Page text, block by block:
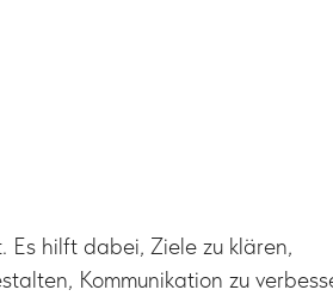
Es hilft dabei, Ziele zu klären,
Kommunikation zu